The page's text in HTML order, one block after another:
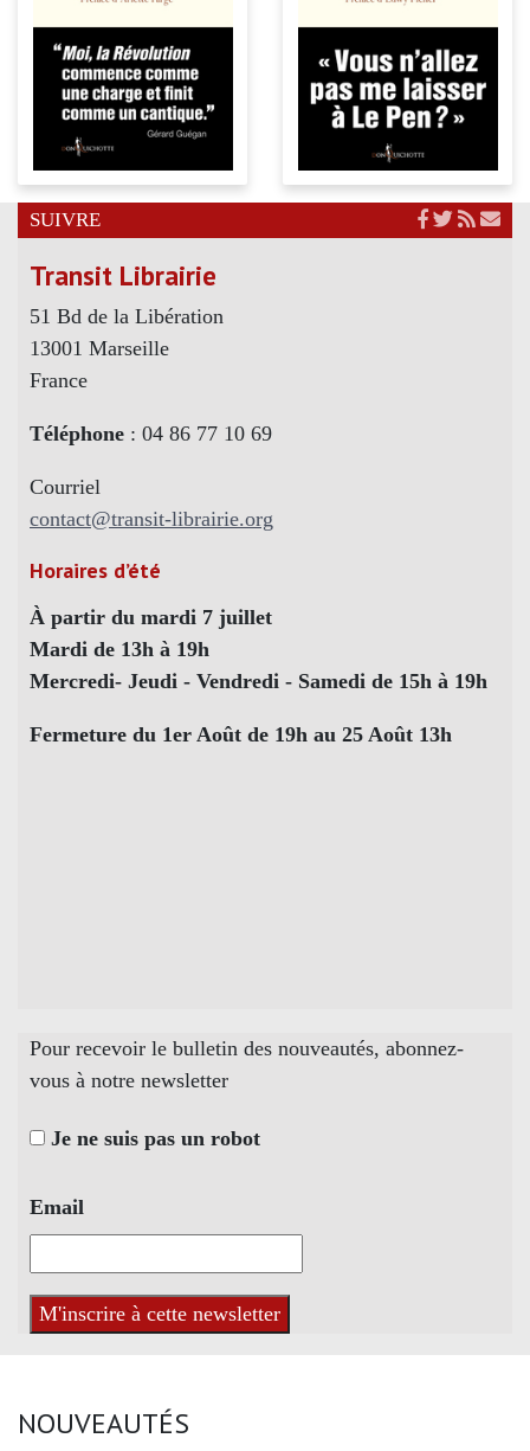
SUIVRE
Transit Librairie
51 Bd de la Libération
13001 Marseille
France
Téléphone : 04 86 77 10 69
Courriel
contact@transit-librairie.org
Horaires d’été
À partir du mardi 7 juillet
Mardi de 13h à 19h
Mercredi- Jeudi - Vendredi - Samedi de 15h à 19h
Fermeture du 1er Août de 19h au 25 Août 13h
Pour recevoir le bulletin des nouveautés, abonnez-
vous à notre newsletter
Je ne suis pas un robot
Email
NOUVEAUTÉS